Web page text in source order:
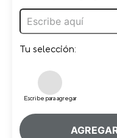
Tu selección:
Escribe para agregar